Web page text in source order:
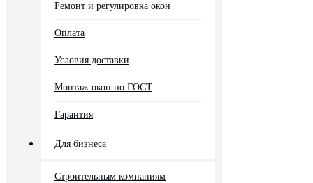
Ремонт и регулировка окон
Оплата
Условия доставки
Монтаж окон по ГОСТ
Гарантия
Для бизнеса
Строительным компаниям